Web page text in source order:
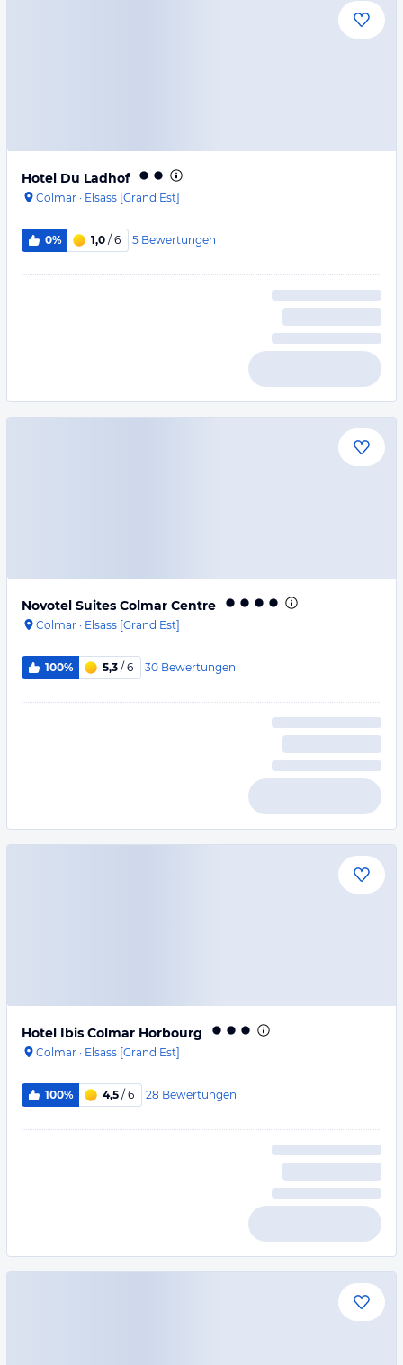
Hotel Du Ladhof
Colmar · Elsass [Grand Est]
0% 1,0 / 6 5 Bewertungen
Novotel Suites Colmar Centre
Colmar · Elsass [Grand Est]
100% 5,3 / 6 30 Bewertungen
Hotel Ibis Colmar Horbourg
Colmar · Elsass [Grand Est]
100% 4,5 / 6 28 Bewertungen